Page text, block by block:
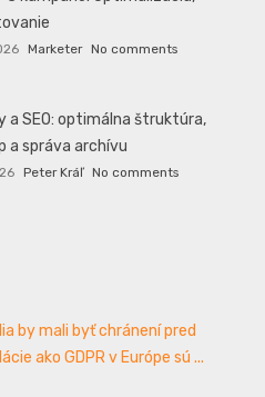
Marketer No comments
a SEO: optimálna štruktúra,
a správa archívu
Peter Kráľ No comments
by mali byť chránení pred
ako GDPR v Európe sú ...